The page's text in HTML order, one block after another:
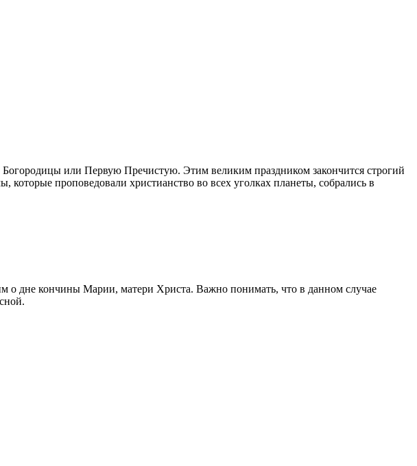
Богородицы или Первую Пречистую. Этим великим праздником закончится строгий
которые проповедовали христианство во всех уголках планеты, собрались в
о дне кончины Марии, матери Христа. Важно понимать, что в данном случае